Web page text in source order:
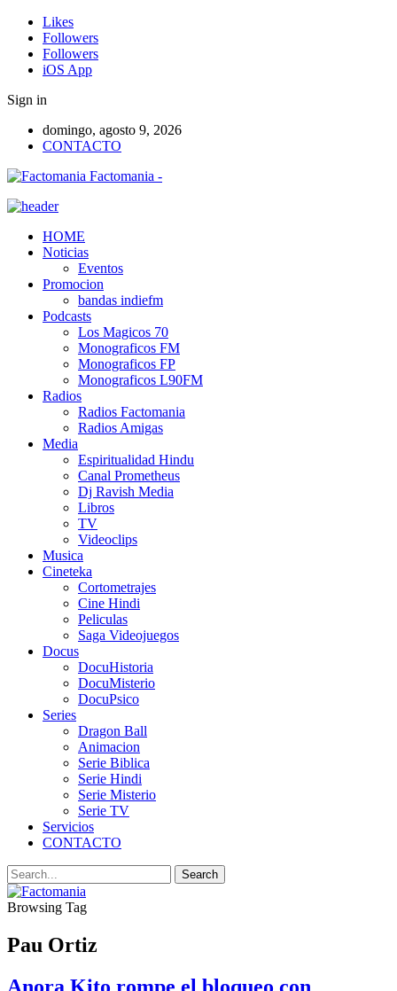
Likes
Followers
Followers
iOS App
Sign in
domingo, agosto 9, 2026
CONTACTO
Factomania -
HOME
Noticias
Eventos
Promocion
bandas indiefm
Podcasts
Los Magicos 70
Monograficos FM
Monograficos FP
Monograficos L90FM
Radios
Radios Factomania
Radios Amigas
Media
Espiritualidad Hindu
Canal Prometheus
Dj Ravish Media
Libros
TV
Videoclips
Musica
Cineteka
Cortometrajes
Cine Hindi
Peliculas
Saga Videojuegos
Docus
DocuHistoria
DocuMisterio
DocuPsico
Series
Dragon Ball
Animacion
Serie Biblica
Serie Hindi
Serie Misterio
Serie TV
Servicios
CONTACTO
Browsing Tag
Pau Ortiz